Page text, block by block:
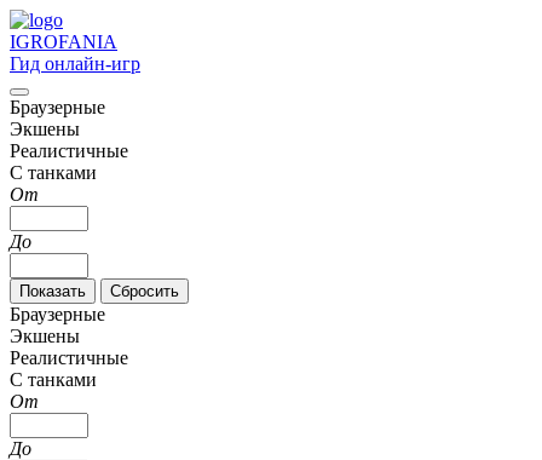
IGROFANIA
Гид онлайн-игр
Браузерные
Экшены
Реалистичные
С танками
От
До
Браузерные
Экшены
Реалистичные
С танками
От
До